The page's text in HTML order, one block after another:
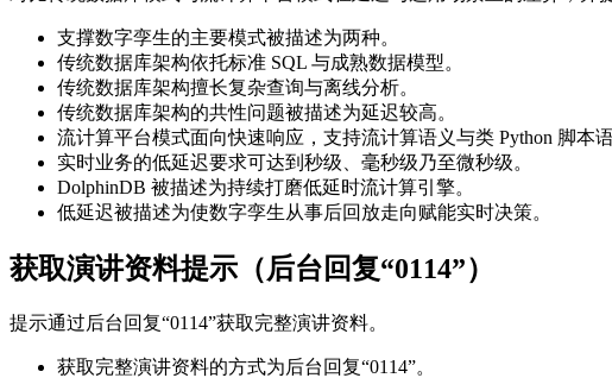
支撑数字孪生的主要模式被描述为两种。
传统数据库架构依托标准 SQL 与成熟数据模型。
传统数据库架构擅长复杂查询与离线分析。
传统数据库架构的共性问题被描述为延迟较高。
流计算平台模式面向快速响应，支持流计算语义与类 Python 脚本语
实时业务的低延迟要求可达到秒级、毫秒级乃至微秒级。
DolphinDB 被描述为持续打磨低延时流计算引擎。
低延迟被描述为使数字孪生从事后回放走向赋能实时决策。
获取演讲资料提示（后台回复“0114”）
提示通过后台回复“0114”获取完整演讲资料。
获取完整演讲资料的方式为后台回复“0114”。